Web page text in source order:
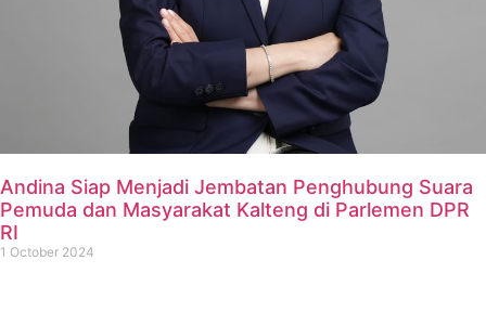
Andina Siap Menjadi Jembatan Penghubung Suara
Pemuda dan Masyarakat Kalteng di Parlemen DPR
RI
1 October 2024